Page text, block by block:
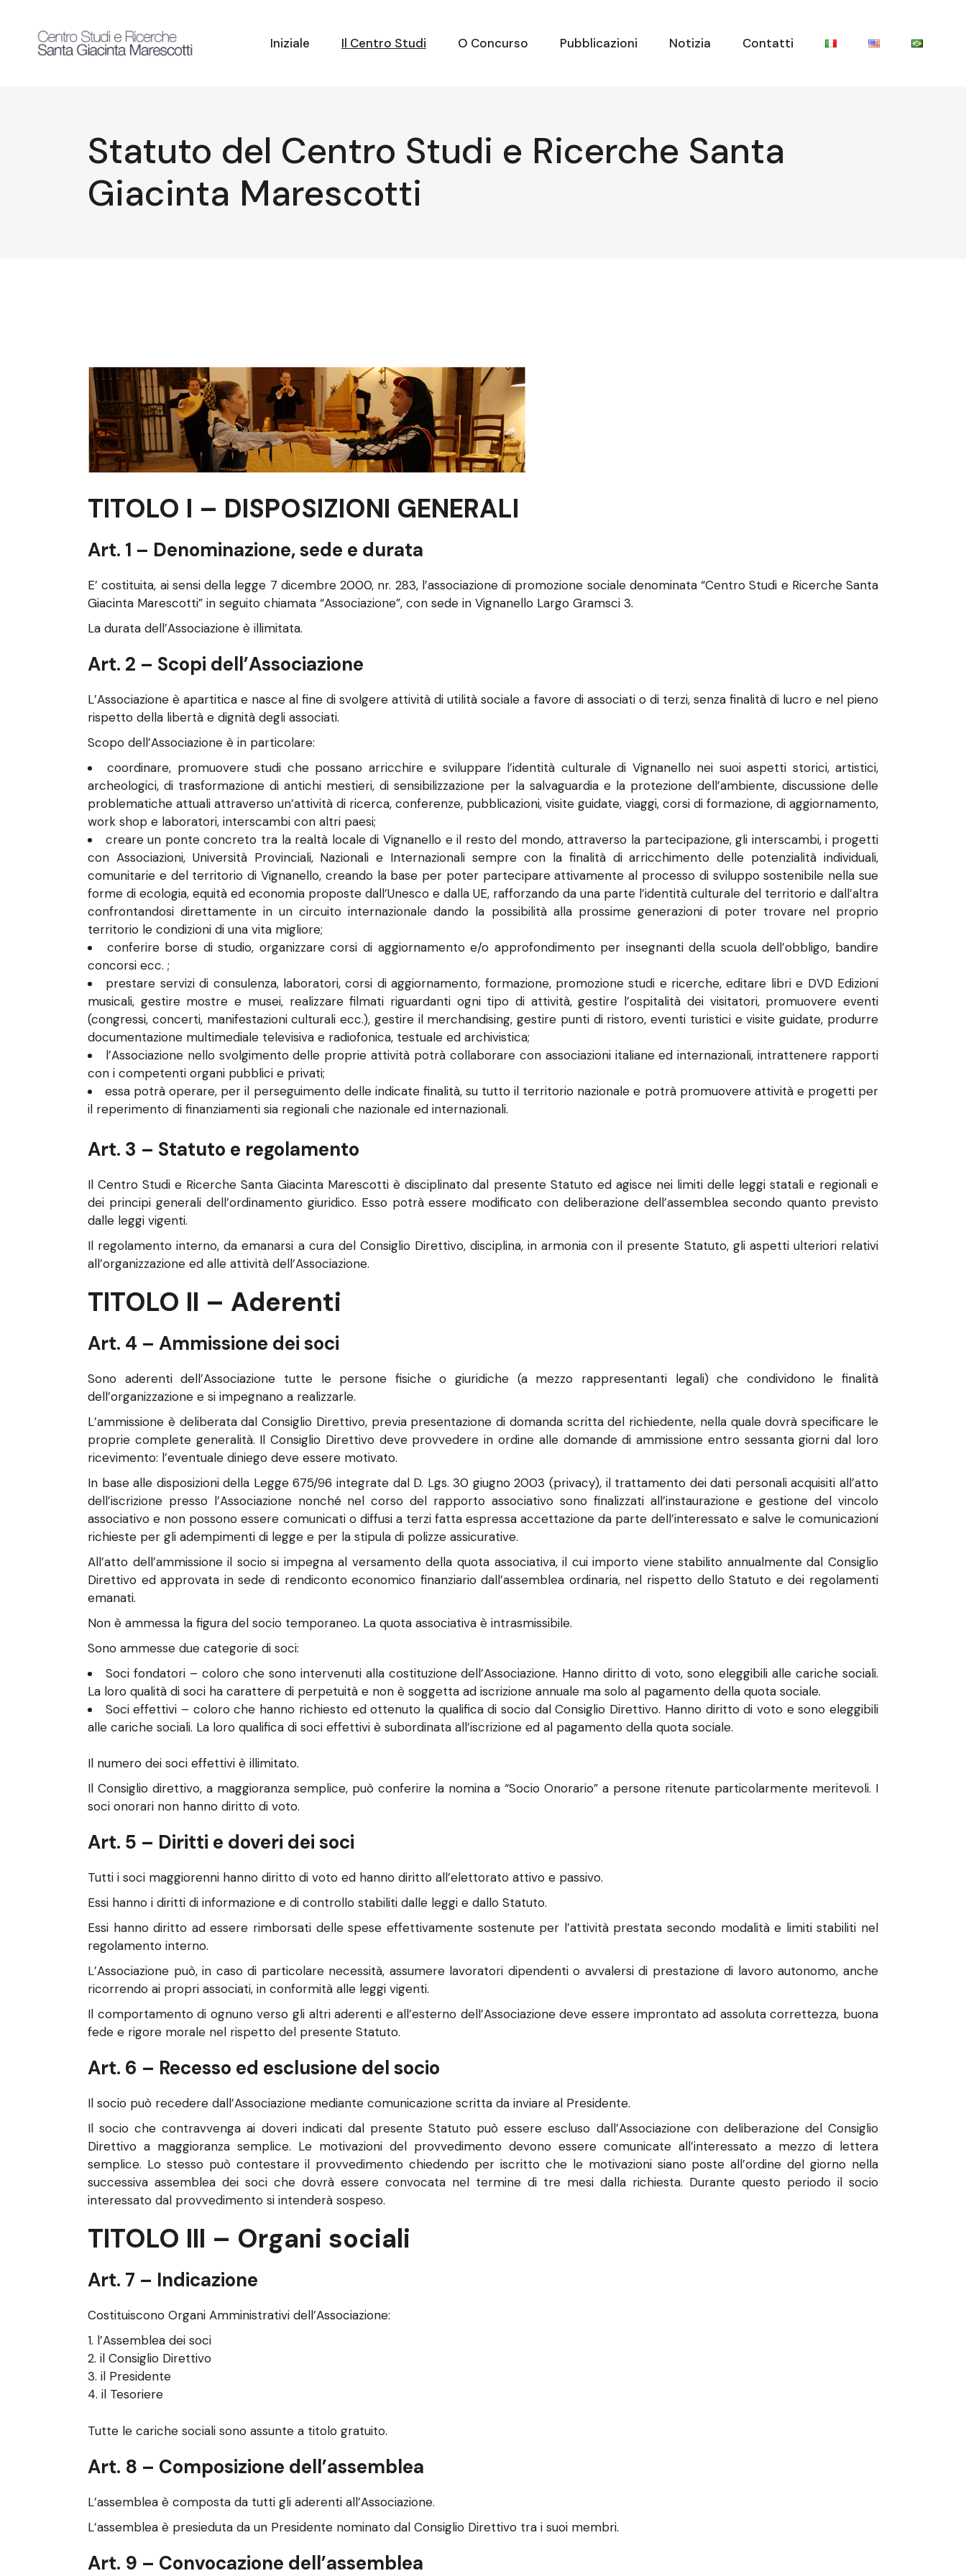
contenuto
Iniziale Il Centro Studi O Concurso Pubblicazioni Notizia Contatti
Statuto del Centro Studi e Ricerche Santa
Giacinta Marescotti
TITOLO I – DISPOSIZIONI GENERALI
Art. 1 – Denominazione, sede e durata
E’ costituita, ai sensi della legge 7 dicembre 2000, nr. 283, l’associazione di promozione sociale denominata “Centro Studi e Ricerche Santa
Giacinta Marescotti” in seguito chiamata “Associazione”, con sede in Vignanello Largo Gramsci 3.
La durata dell’Associazione è illimitata.
Art. 2 – Scopi dell’Associazione
L’Associazione è apartitica e nasce al fine di svolgere attività di utilità sociale a favore di associati o di terzi, senza finalità di lucro e nel pieno
rispetto della libertà e dignità degli associati.
Scopo dell’Associazione è in particolare:
coordinare, promuovere studi che possano arricchire e sviluppare l’identità culturale di Vignanello nei suoi aspetti storici, artistici,
archeologici, di trasformazione di antichi mestieri, di sensibilizzazione per la salvaguardia e la protezione dell’ambiente, discussione delle
problematiche attuali attraverso un’attività di ricerca, conferenze, pubblicazioni, visite guidate, viaggi, corsi di formazione, di aggiornamento,
work shop e laboratori, interscambi con altri paesi;
creare un ponte concreto tra la realtà locale di Vignanello e il resto del mondo, attraverso la partecipazione, gli interscambi, i progetti
con Associazioni, Università Provinciali, Nazionali e Internazionali sempre con la finalità di arricchimento delle potenzialità individuali,
comunitarie e del territorio di Vignanello, creando la base per poter partecipare attivamente al processo di sviluppo sostenibile nella sue
forme di ecologia, equità ed economia proposte dall’Unesco e dalla UE, rafforzando da una parte l’identità culturale del territorio e dall’altra
confrontandosi direttamente in un circuito internazionale dando la possibilità alla prossime generazioni di poter trovare nel proprio
territorio le condizioni di una vita migliore;
conferire borse di studio, organizzare corsi di aggiornamento e/o approfondimento per insegnanti della scuola dell’obbligo, bandire
concorsi ecc. ;
prestare servizi di consulenza, laboratori, corsi di aggiornamento, formazione, promozione studi e ricerche, editare libri e DVD Edizioni
musicali, gestire mostre e musei, realizzare filmati riguardanti ogni tipo di attività, gestire l’ospitalità dei visitatori, promuovere eventi
(congressi, concerti, manifestazioni culturali ecc.), gestire il merchandising, gestire punti di ristoro, eventi turistici e visite guidate, produrre
documentazione multimediale televisiva e radiofonica, testuale ed archivistica;
l’Associazione nello svolgimento delle proprie attività potrà collaborare con associazioni italiane ed internazionali, intrattenere rapporti
con i competenti organi pubblici e privati;
essa potrà operare, per il perseguimento delle indicate finalità, su tutto il territorio nazionale e potrà promuovere attività e progetti per
il reperimento di finanziamenti sia regionali che nazionale ed internazionali.
Art. 3 – Statuto e regolamento
Il Centro Studi e Ricerche Santa Giacinta Marescotti è disciplinato dal presente Statuto ed agisce nei limiti delle leggi statali e regionali e
dei principi generali dell’ordinamento giuridico. Esso potrà essere modificato con deliberazione dell’assemblea secondo quanto previsto
dalle leggi vigenti.
Il regolamento interno, da emanarsi a cura del Consiglio Direttivo, disciplina, in armonia con il presente Statuto, gli aspetti ulteriori relativi
all’organizzazione ed alle attività dell’Associazione.
TITOLO II – Aderenti
Art. 4 – Ammissione dei soci
Sono aderenti dell’Associazione tutte le persone fisiche o giuridiche (a mezzo rappresentanti legali) che condividono le finalità
dell’organizzazione e si impegnano a realizzarle.
L’ammissione è deliberata dal Consiglio Direttivo, previa presentazione di domanda scritta del richiedente, nella quale dovrà specificare le
proprie complete generalità. Il Consiglio Direttivo deve provvedere in ordine alle domande di ammissione entro sessanta giorni dal loro
ricevimento: l’eventuale diniego deve essere motivato.
In base alle disposizioni della Legge 675/96 integrate dal D. Lgs. 30 giugno 2003 (privacy), il trattamento dei dati personali acquisiti all’atto
dell’iscrizione presso l’Associazione nonché nel corso del rapporto associativo sono finalizzati all’instaurazione e gestione del vincolo
associativo e non possono essere comunicati o diffusi a terzi fatta espressa accettazione da parte dell’interessato e salve le comunicazioni
richieste per gli adempimenti di legge e per la stipula di polizze assicurative.
All’atto dell’ammissione il socio si impegna al versamento della quota associativa, il cui importo viene stabilito annualmente dal Consiglio
Direttivo ed approvata in sede di rendiconto economico finanziario dall’assemblea ordinaria, nel rispetto dello Statuto e dei regolamenti
emanati.
Non è ammessa la figura del socio temporaneo. La quota associativa è intrasmissibile.
Sono ammesse due categorie di soci:
Soci fondatori – coloro che sono intervenuti alla costituzione dell’Associazione. Hanno diritto di voto, sono eleggibili alle cariche sociali.
La loro qualità di soci ha carattere di perpetuità e non è soggetta ad iscrizione annuale ma solo al pagamento della quota sociale.
Soci effettivi – coloro che hanno richiesto ed ottenuto la qualifica di socio dal Consiglio Direttivo. Hanno diritto di voto e sono eleggibili
alle cariche sociali. La loro qualifica di soci effettivi è subordinata all’iscrizione ed al pagamento della quota sociale.
Il numero dei soci effettivi è illimitato.
Il Consiglio direttivo, a maggioranza semplice, può conferire la nomina a “Socio Onorario” a persone ritenute particolarmente meritevoli. I
soci onorari non hanno diritto di voto.
Art. 5 – Diritti e doveri dei soci
Tutti i soci maggiorenni hanno diritto di voto ed hanno diritto all’elettorato attivo e passivo.
Essi hanno i diritti di informazione e di controllo stabiliti dalle leggi e dallo Statuto.
Essi hanno diritto ad essere rimborsati delle spese effettivamente sostenute per l’attività prestata secondo modalità e limiti stabiliti nel
regolamento interno.
L’Associazione può, in caso di particolare necessità, assumere lavoratori dipendenti o avvalersi di prestazione di lavoro autonomo, anche
ricorrendo ai propri associati, in conformità alle leggi vigenti.
Il comportamento di ognuno verso gli altri aderenti e all’esterno dell’Associazione deve essere improntato ad assoluta correttezza, buona
fede e rigore morale nel rispetto del presente Statuto.
Art. 6 – Recesso ed esclusione del socio
Il socio può recedere dall’Associazione mediante comunicazione scritta da inviare al Presidente.
Il socio che contravvenga ai doveri indicati dal presente Statuto può essere escluso dall’Associazione con deliberazione del Consiglio
Direttivo a maggioranza semplice. Le motivazioni del provvedimento devono essere comunicate all’interessato a mezzo di lettera
semplice. Lo stesso può contestare il provvedimento chiedendo per iscritto che le motivazioni siano poste all’ordine del giorno nella
successiva assemblea dei soci che dovrà essere convocata nel termine di tre mesi dalla richiesta. Durante questo periodo il socio
interessato dal provvedimento si intenderà sospeso.
TITOLO III – Organi sociali
Art. 7 – Indicazione
Costituiscono Organi Amministrativi dell’Associazione:
l’Assemblea dei soci
il Consiglio Direttivo
il Presidente
il Tesoriere
Tutte le cariche sociali sono assunte a titolo gratuito.
Art. 8 – Composizione dell’assemblea
L’assemblea è composta da tutti gli aderenti all’Associazione.
L’assemblea è presieduta da un Presidente nominato dal Consiglio Direttivo tra i suoi membri.
Art. 9 – Convocazione dell’assemblea